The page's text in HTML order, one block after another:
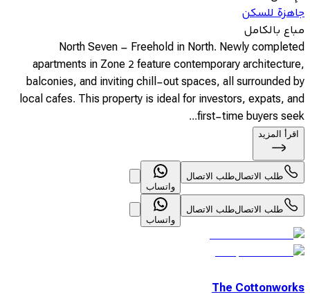
جاهزة للسكن
مباع بالكامل
North Seven – Freehold in North. Newly completed
apartments in Zone 2 feature contemporary architecture,
balconies, and inviting chill-out spaces, all surrounded by
local cafes. This property is ideal for investors, expats, and
first-time buyers seek...
اقرأ المزيد
طلب الاتصالطلب الاتصال
واتساب
طلب الاتصالطلب الاتصال
واتساب
The Cottonworks